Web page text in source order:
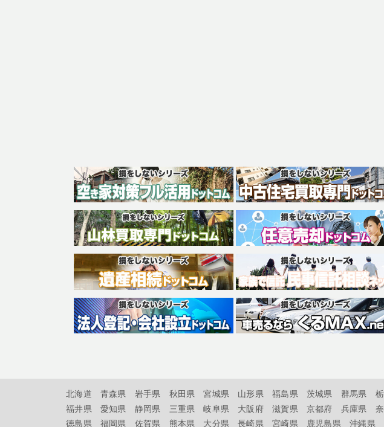
北海道 青森県 岩手県 秋田県 宮城県 山形県 福島県 茨城県 群馬県
福井県
愛知県 静岡県 三重県 岐阜県 大阪府 滋賀県 京都府 兵庫県
徳島県
福岡県 佐賀県 熊本県 大分県 長崎県 宮崎県 鹿児島県 沖縄県